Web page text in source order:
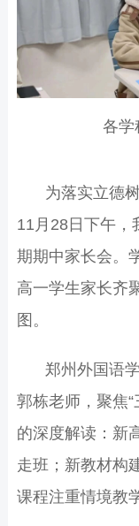
各学
为落实立德
11月28日下午，
期期中家长会。
高一学生家长齐
图。
郑州外国语
郭栋老师，聚焦
的深度解读：新
走班；新教材构
课程注重情境教